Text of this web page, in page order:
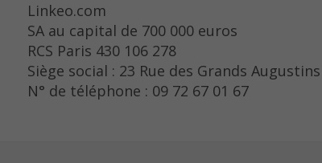
Linkeo.com
SA au capital de 700 000 euros
RCS Paris 430 106 278
Siège social : 23 Rue des Grands
N° de téléphone : 09 72 67 01 67